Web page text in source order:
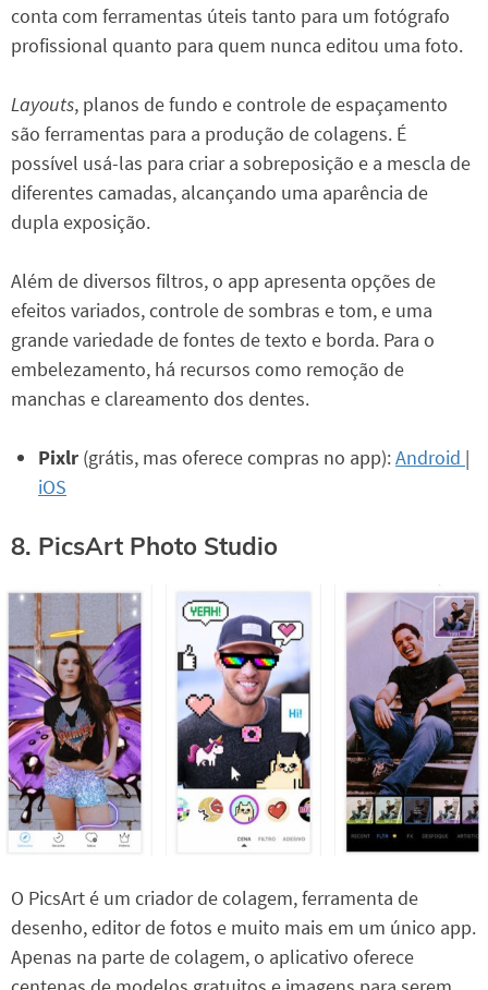
conta com ferramentas úteis tanto para um fotógrafo
profissional quanto para quem nunca editou uma foto.
Layouts, planos de fundo e controle de espaçamento
são ferramentas para a produção de colagens. É
possível usá-las para criar a sobreposição e a mescla de
diferentes camadas, alcançando uma aparência de
dupla exposição.
Além de diversos filtros, o app apresenta opções de
efeitos variados, controle de sombras e tom, e uma
grande variedade de fontes de texto e borda. Para o
embelezamento, há recursos como remoção de
manchas e clareamento dos dentes.
Pixlr (grátis, mas oferece compras no app):Android |
iOS
8. PicsArt Photo Studio
O PicsArt é um criador de colagem, ferramenta de
desenho, editor de fotos e muito mais em um único app.
Apenas na parte de colagem, o aplicativo oferece